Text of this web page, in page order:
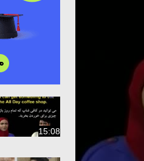
15:08